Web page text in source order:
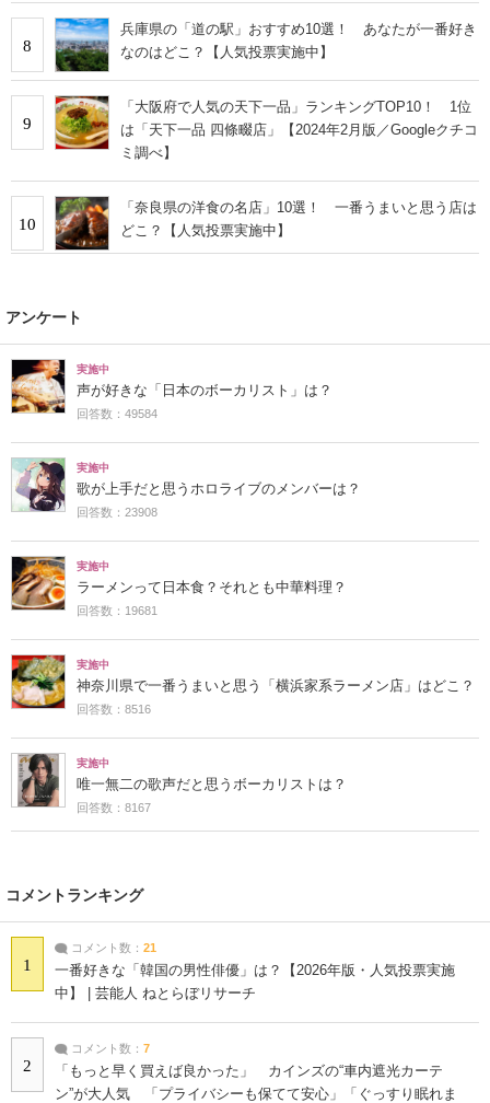
8
兵庫県の「道の駅」おすすめ10選！ あなたが一番好き
なのはどこ？【人気投票実施中】
9
「大阪府で人気の天下一品」ランキングTOP10！ 1位
は「天下一品 四條畷店」【2024年2月版／Googleクチコ
ミ調べ】
10
「奈良県の洋食の名店」10選！ 一番うまいと思う店は
どこ？【人気投票実施中】
アンケート
実施中
声が好きな「日本のボーカリスト」は？
回答数：49584
実施中
歌が上手だと思うホロライブのメンバーは？
回答数：23908
実施中
ラーメンって日本食？それとも中華料理？
回答数：19681
実施中
神奈川県で一番うまいと思う「横浜家系ラーメン店」はどこ？
回答数：8516
実施中
唯一無二の歌声だと思うボーカリストは？
回答数：8167
コメントランキング
1
コメント数： 21
一番好きな「韓国の男性俳優」は？【2026年版・人気投票実施
中】 | 芸能人 ねとらぼリサーチ
2
コメント数： 7
「もっと早く買えば良かった」 カインズの“車内遮光カーテ
ン”が大人気 「プライバシーも保てて安心」「ぐっすり眠れま